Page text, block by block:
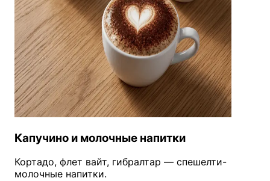
Капучино и молочные напитки
Кортадо, флет вайт, гибралтар — спешелти-
молочные напитки.